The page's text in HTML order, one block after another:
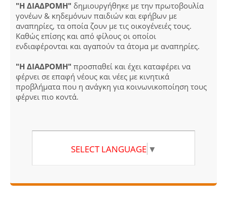
"Η ΔΙΑΔΡΟΜΗ" δημιουργήθηκε με την πρωτοβουλία
γονέων & κηδεμόνων παιδιών και εφήβων με
αναπηρίες, τα οποία ζουν με τις οικογένειές τους.
Καθώς επίσης και από φίλους οι οποίοι
ενδιαφέρονται και αγαπούν τα άτομα με αναπηρίες.
"Η ΔΙΑΔΡΟΜΗ" προσπαθεί και έχει καταφέρει να
φέρνει σε επαφή νέους και νέες με κινητικά
προβλήματα που η ανάγκη για κοινωνικοποίηση τους
φέρνει πιο κοντά.
SELECT LANGUAGE ▼